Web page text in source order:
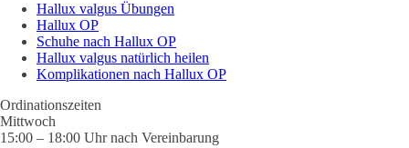
Hallux valgus Übungen
Hallux OP
Schuhe nach Hallux OP
Hallux valgus natürlich heilen
Komplikationen nach Hallux OP
Ordinationszeiten
Mittwoch
15:00 – 18:00 Uhr nach Vereinbarung